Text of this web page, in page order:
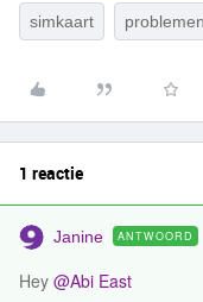
simkaart
1 reactie
Janine ANTWOORD
Hey @Abi East